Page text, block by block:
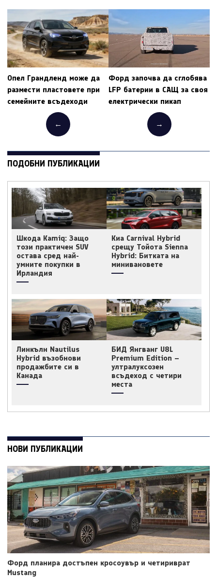
Опел Грандленд може да
размести пластовете при
семейните всъдеходи
←
Форд започва да сглобява
LFP батерии в САЩ за своя
електрически пикап
→
ПОДОБНИ ПУБЛИКАЦИИ
Шкода Kamiq: Защо
този практичен SUV
остава сред най-
умните покупки в
Ирландия
Киа Carnival Hybrid
срещу Тойота Sienna
Hybrid: Битката на
минивановете
Линкълн Nautilus
Hybrid възобнови
продажбите си в
Канада
БИД Янгванг U8L
Premium Edition –
ултралуксозен
всъдеход с четири
места
НОВИ ПУБЛИКАЦИИ
Форд планира достъпен кросоувър и четириврат
Mustang